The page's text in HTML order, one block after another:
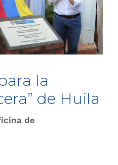
la
de Huila
de